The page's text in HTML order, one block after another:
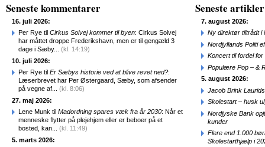
Seneste kommentarer
16. juli 2026:
Per Rye til Cirkus Solvej kommer til byen: Cirkus Solvej
har måttet droppe Frederikshavn, men er til gengæld 3
dage i Sæby... (kl. 14:19)
10. juli 2026:
Per Rye til Er Sæbys historie ved at blive revet ned?:
Læserbrevet har Per Østergaard, Sæby, som afsender
på vegne af... (kl. 8:06)
27. maj 2026:
Lene Munk til Madordning spares væk fra år 2030: Når et
menneske flytter på plejehjem eller er beboer på et
bosted, kan... (kl. 11:49)
5. marts 2026:
Seneste artikler
7. august 2026:
Ny direktør tiltrådt i
Nordjyllands Politi
Koncert til fordel
Populære Pop – &
5. august 2026:
Jacob Brink
Skolestart – husk
Nordjyske Bank
kunder
Flere end 1.000
Skolestarthjælp i